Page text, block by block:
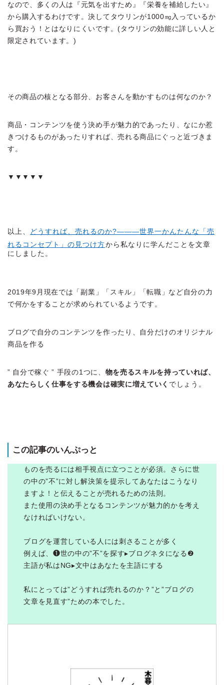
なので、多くの人は『元気を出すため』『栄養を補給したい』
から購入するわけです。決してタウリンが1000㎎入っているか
ら買おう！とはなりにくいです。(タウリンの効能に詳しい人と
限定されています。)
その商品の核となる部分、お客さんを動かすものは何なのか？
商品・コンテンツを使う決め手が魅力的であったり、なにか惹
きつけるものがあったりすれば、売れる商品にぐっと近づきま
す。
▼▼▼▼▼
以上、
どうすれば、売れるのか?―――世界一かんたんな「売
れるコンセプト」の見つけ方から私なりに学んだことを文章
にしました。
2019年9月現在では「副業」「スキル」「転職」など自分の力
で何かをすることが求められているようです。
ブログで自分のコンテンツを作ったり、自分だけのオリジナル
商品を作る
” 自分で稼ぐ ” 手段の1つに、 物を売るスキルを持っていれば、
あなたらしく仕事をする機会は確実に増えていく でしょう。
この記事のいんぷっと
ものを売るには相手視点に立つことが必須。さらに世
の中の”不”に対し解決策を提示してあなたはこうなり
ますよ！と伝えることが売れるための法則。
また使用の決め手となるコンテンツが魅力的かを考え
なければいけない。
ブログを運営している人には刺さることが多く
例えば、❶世の中の”不”を探す▸ブログネタになる❷
主語が私はNG▸文中はあなたを主語にする
私にとっては”どうすれば売れるのか？”と”ブログの
文章を見直す”ための本でした。